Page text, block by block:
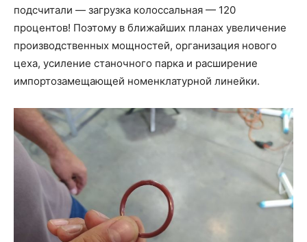
подсчитали — загрузка колоссальная — 120
процентов! Поэтому в ближайших планах увеличение
производственных мощностей, организация нового
цеха, усиление станочного парка и расширение
импортозамещающей номенклатурной линейки.